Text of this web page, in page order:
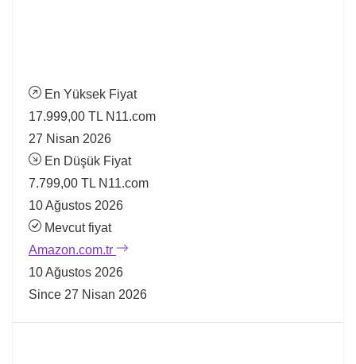
En Yüksek Fiyat
17.999,00 TL N11.com
27 Nisan 2026
En Düşük Fiyat
7.799,00 TL N11.com
10 Ağustos 2026
Mevcut fiyat
Amazon.com.tr
10 Ağustos 2026
Since 27 Nisan 2026